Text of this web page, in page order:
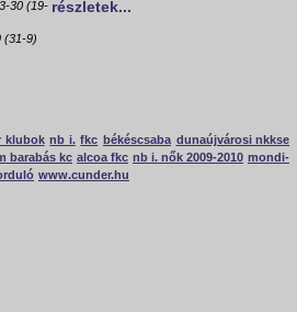
30 (19-
(31-9)
részletek...
klubok nb i. fkc békéscsaba dunaújvárosi nkkse
barabás kc alcoa fkc nb i. nők 2009-2010 mondi-
www.cunder.hu